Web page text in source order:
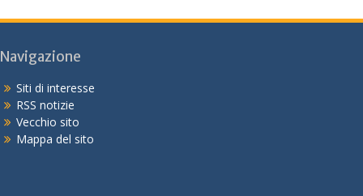
Navigazione
Siti di interesse
RSS notizie
Vecchio sito
Mappa del sito